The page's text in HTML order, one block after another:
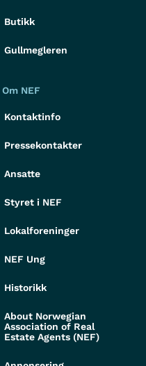
Butikk
Gullmegleren
Om NEF
Kontaktinfo
Pressekontakter
Ansatte
Styret i NEF
Lokalforeninger
NEF Ung
Historikk
About Norwegian
Association of Real
Estate Agents (NEF)